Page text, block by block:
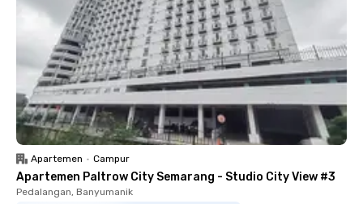
Apartemen • Campur
Apartemen Paltrow City Semarang - Studio City View #3
Pedalangan, Banyumanik